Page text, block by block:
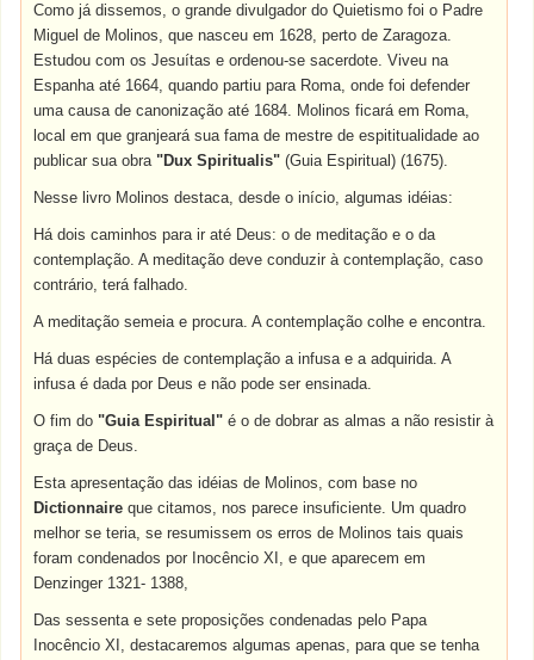
Como já dissemos, o grande divulgador do Quietismo foi o Padre
Miguel de Molinos, que nasceu em 1628, perto de Zaragoza.
Estudou com os Jesuítas e ordenou-se sacerdote. Viveu na
Espanha até 1664, quando partiu para Roma, onde foi defender
uma causa de canonização até 1684. Molinos ficará em Roma,
local em que granjeará sua fama de mestre de espititualidade ao
publicar sua obra"Dux Spiritualis"(Guia Espiritual) (1675).
Nesse livro Molinos destaca, desde o início, algumas idéias:
Há dois caminhos para ir até Deus: o de meditação e o da
contemplação. A meditação deve conduzir à contemplação, caso
contrário, terá falhado.
A meditação semeia e procura. A contemplação colhe e encontra.
Há duas espécies de contemplação a infusa e a adquirida. A
infusa é dada por Deus e não pode ser ensinada.
O fim do "Guia Espiritual" é o de dobrar as almas a não resistir à
graça de Deus.
Esta apresentação das idéias de Molinos, com base no
Dictionnaire que citamos, nos parece insuficiente. Um quadro
melhor se teria, se resumissem os erros de Molinos tais quais
foram condenados por Inocêncio XI, e que aparecem em
Denzinger 1321- 1388,
Das sessenta e sete proposições condenadas pelo Papa
Inocêncio XI, destacaremos algumas apenas, para que se tenha